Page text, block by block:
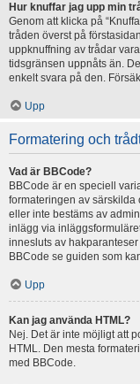
Hur knuffar jag upp min
Genom att klicka på
tråden överst på
uppknuffning av trådar
tidsgränsen uppnåts än.
enkelt svara på den.
Upp
Formatering och
Vad är BBCode?
BBCode är en speciell
formateringen av särskilda
eller inte bestäms av
inlägg via
innesluts av
BBCode se guiden som
Upp
Kan jag använda HTML?
Nej. Det är inte möjligt att
HTML. Den mesta
med BBCode.